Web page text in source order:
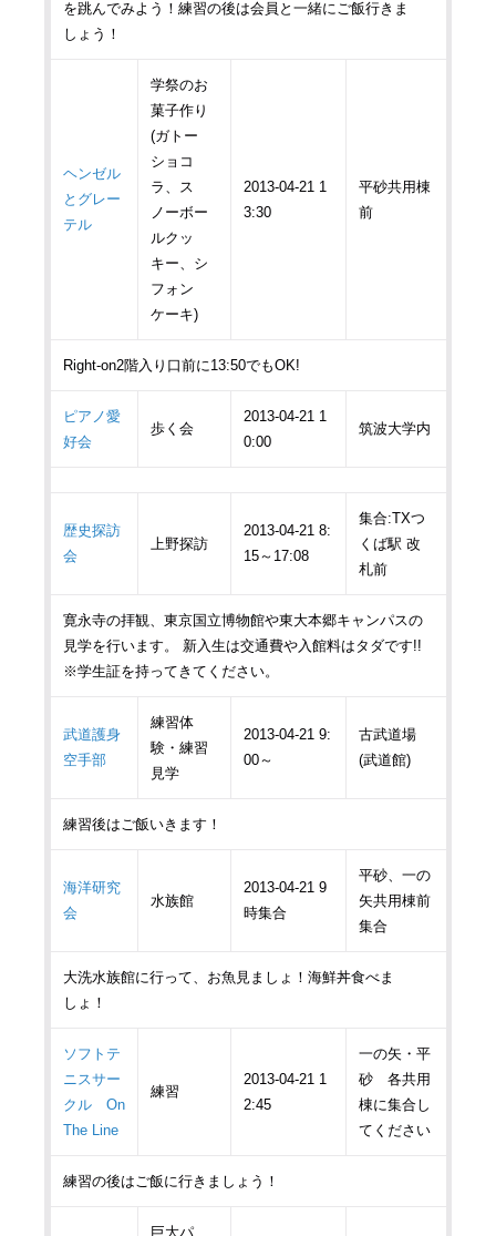
を跳んでみよう！練習の後は会員と一緒にご飯行きま
しょう！
ヘンゼル
とグレー
テル
学祭のお
菓子作り
(ガトー
ショコ
ラ、ス
ノーボー
ルクッ
キー、シ
フォン
ケーキ)
2013-04-21 1
3:30
平砂共用棟
前
Right-on2階入り口前に13:50でもOK!
ピアノ愛
好会
歩く会
2013-04-21 1
0:00
筑波大学内
歴史探訪
会
上野探訪
2013-04-21 8:
15～17:08
集合:TXつ
くば駅 改
札前
寛永寺の拝観、東京国立博物館や東大本郷キャンパスの
見学を行います。 新入生は交通費や入館料はタダです!!
※学生証を持ってきてください。
武道護身
空手部
練習体
験・練習
見学
2013-04-21 9:
00～
古武道場
(武道館)
練習後はご飯いきます！
海洋研究
会
水族館
2013-04-21 9
時集合
平砂、一の
矢共用棟前
集合
大洗水族館に行って、お魚見ましょ！海鮮丼食べま
しょ！
ソフトテ
ニスサー
クル On
The Line
練習
2013-04-21 1
2:45
一の矢・平
砂 各共用
棟に集合し
てください
練習の後はご飯に行きましょう！
巨大パ